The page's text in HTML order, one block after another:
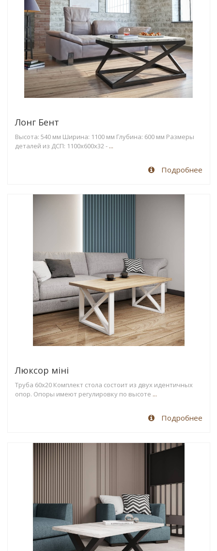
Лонг Бент
Высота: 540 мм Ширина: 1100 мм Глубина: 600 мм Размеры
деталей из ДСП: 1100х600x32 - ...
Подробнее
Люксор міні
Труба 60х20 Комплект стола состоит из двух идентичных
опор. Опоры имеют регулировку по высоте ...
Подробнее